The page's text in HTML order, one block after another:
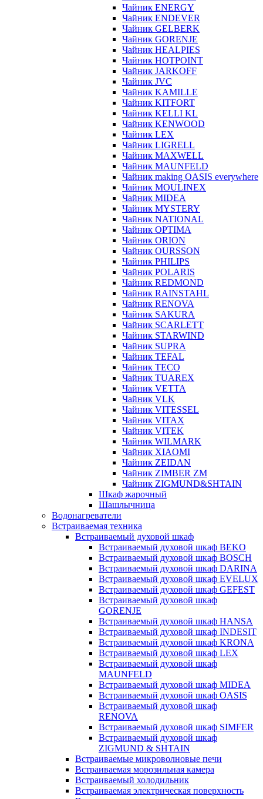
Чайник ENERGY
Чайник ENDEVER
Чайник GELBERK
Чайник GORENJE
Чайник HEALPIES
Чайник HOTPOINT
Чайник JARKOFF
Чайник JVC
Чайник KAMILLE
Чайник KITFORT
Чайник KELLI KL
Чайник KENWOOD
Чайник LEX
Чайник LIGRELL
Чайник MAXWELL
Чайник MAUNFELD
Чайник making OASIS everywhere
Чайник MOULINEX
Чайник MIDEA
Чайник MYSTERY
Чайник NATIONAL
Чайник OPTIMA
Чайник ORION
Чайник OURSSON
Чайник PHILIPS
Чайник POLARIS
Чайник REDMOND
Чайник RAINSTAHL
Чайник RENOVA
Чайник SAKURA
Чайник SCARLETT
Чайник STARWIND
Чайник SUPRA
Чайник TEFAL
Чайник TECO
Чайник TUAREX
Чайник VETTA
Чайник VLK
Чайник VITESSEL
Чайник VITAX
Чайник VITEK
Чайник WILMARK
Чайник XIAOMI
Чайник ZEIDAN
Чайник ZIMBER ZM
Чайник ZIGMUND&SHTAIN
Шкаф жарочный
Шашлычница
Водонагреватели
Встраиваемая техника
Встраиваемый духовой шкаф
Встраиваемый духовой шкаф BEKO
Встраиваемый духовой шкаф BOSCH
Встраиваемый духовой шкаф DARINA
Встраиваемый духовой шкаф EVELUX
Встраиваемый духовой шкаф GEFEST
Встраиваемый духовой шкаф
GORENJE
Встраиваемый духовой шкаф HANSA
Встраиваемый духовой шкаф INDESIT
Встраиваемый духовой шкаф KRONA
Встраиваемый духовой шкаф LEX
Встраиваемый духовой шкаф
MAUNFELD
Встраиваемый духовой шкаф MIDEA
Встраиваемый духовой шкаф OASIS
Встраиваемый духовой шкаф
RENOVA
Встраиваемый духовой шкаф SIMFER
Встраиваемый духовой шкаф
ZIGMUND & SHTAIN
Встраиваемые микроволновые печи
Встраиваемая морозильная камера
Встраиваемый холодильник
Встраиваемая электрическая поверхность